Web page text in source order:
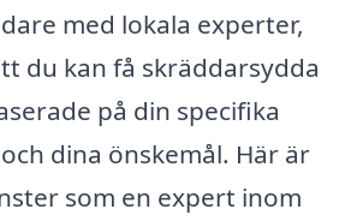
med lokala experter,
du kan få skräddarsydda
på din specifika
dina önskemål. Här är
som en expert inom